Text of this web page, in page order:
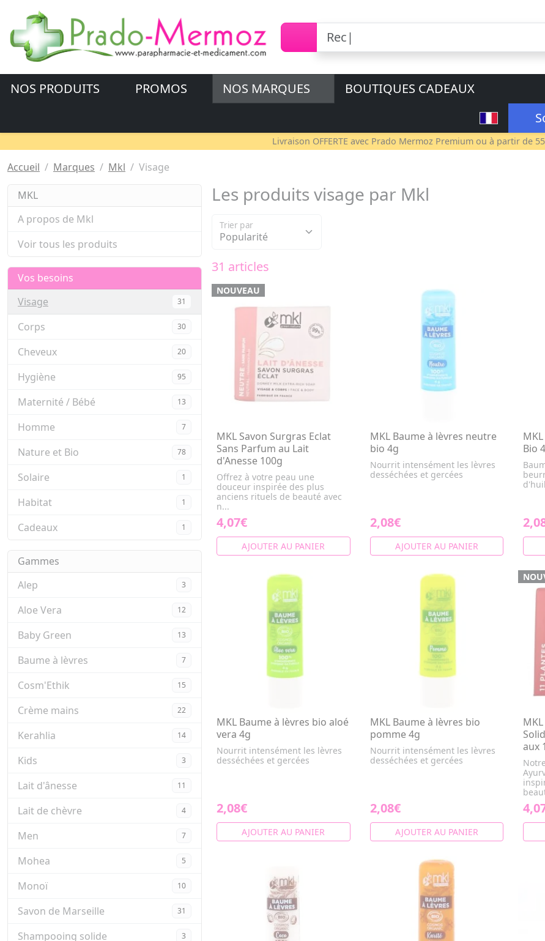
NOS PRODUITS PROMOS NOS MARQUES
BOUTIQUES CADEAUX
Livraison OFFERTE avec Prado Mermoz Premium ou à partir de
Accueil Marques Mkl Visage
MKL
A propos de Mkl
Voir tous les produits
Vos besoins
Visage
31
Corps 30
Cheveux 20
Hygiène 95
Maternité / Bébé 13
Homme 7
Nature et Bio 78
Solaire 1
Habitat 1
Cadeaux 1
Gammes
Alep
3
Aloe Vera 12
Baby Green 13
Baume à lèvres 7
Cosm'Ethik 15
Crème mains 22
Kerahlia 14
Kids 3
Lait d'ânesse 11
Lait de chèvre 4
Men 7
Mohea 5
Monoï 10
Savon de Marseille 31
Shampooing solide 3
Les produits visage par Mkl
Trier par
31 articles
NOUVEAU
MKL Savon Surgras Eclat
Sans Parfum au Lait
d'Anesse 100g
Offrez à votre peau une
douceur inspirée des plus
anciens rituels de beauté avec
n...
4,07€
AJOUTER AU PANIER
MKL Baume à lèvres neutre
bio 4g
Nourrit intensément les lèvres
desséchées et gercées
2,08€
AJOUTER AU PANIER
Bio
MKL Baume à lèvres bio aloé
vera 4g
Nourrit intensément les lèvres
desséchées et gercées
2,08€
AJOUTER AU PANIER
MKL Baume à lèvres bio
pomme 4g
Nourrit intensément les lèvres
desséchées et gercées
2,08€
AJOUTER AU PANIER
aux